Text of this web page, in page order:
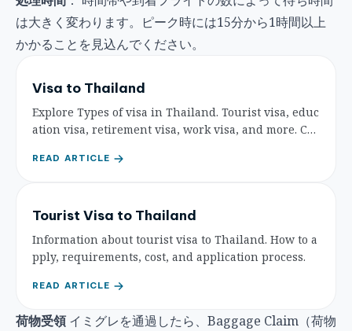
は大きく変わります。ピーク時には15分から1時間以上
かかることを見込んでください。
Visa to Thailand
Explore Types of visa in Thailand. Tourist visa, educ
ation visa, retirement visa, work visa, and more. Cos
READ ARTICLE
Tourist Visa to Thailand
Information about tourist visa to Thailand. How to a
pply, requirements, cost, and application process.
READ ARTICLE
荷物受領 イミグレを通過したら、Baggage Claim（荷物